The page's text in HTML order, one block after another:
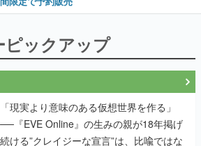
ピックアップ
「現実より意味のある仮想世界を作る」
──『EVE Online』の生みの親が18年掲げ
続ける”クレイジーな宣言”は、比喩ではな